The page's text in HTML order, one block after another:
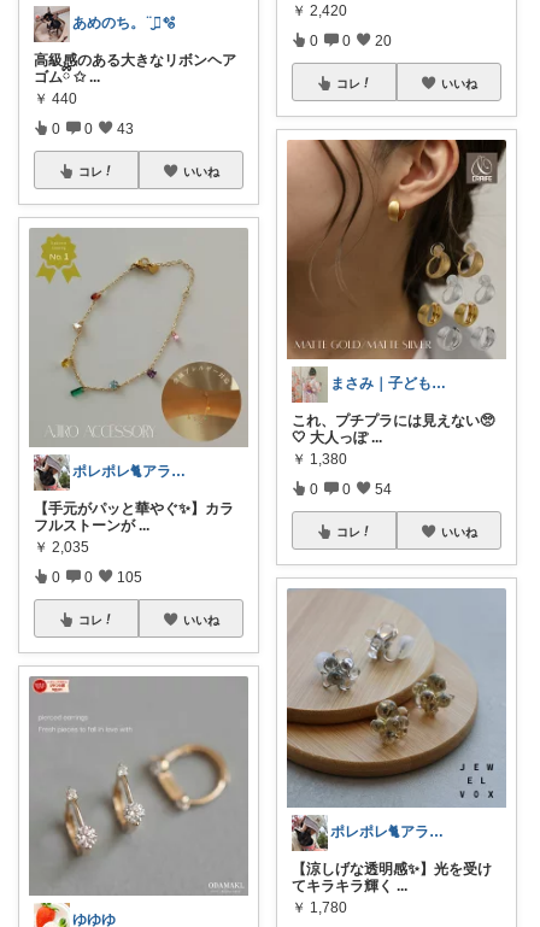
あめのち。¨̮⃝🫧
高級感のある大きなリボンヘア
ゴムྀི ✩ ...
￥ 440
0 0 43
コレ いいね
ポレポレ🐈アラフィフの可愛い図鑑
【手元がパッと華やぐ✨】カラ
フルストーンが ...
￥ 2,035
0 0 105
コレ いいね
ゆゆゆ
￥ 2,420
0 0 20
コレ いいね
まさみ｜子ども服・水着・季節グッズ🫶
これ、プチプラには見えない🥺
🤍 大人っぽ ...
￥ 1,380
0 0 54
コレ いいね
ポレポレ🐈アラフィフの可愛い図鑑
【涼しげな透明感✨】光を受け
てキラキラ輝く ...
￥ 1,780